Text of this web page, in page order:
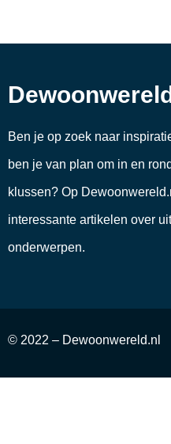
Ben je op zoek naar
ben je van plan om in en
klussen? Op
interessante artikelen over
onderwerpen.
© 2022 – Dewoonwereld.nl